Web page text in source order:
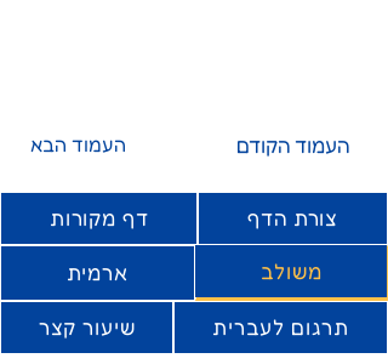
העמוד הבא העמוד הקודם
צורת הדף דף מקורות
משולב ארמית
תרגום לעברית שיעור קצר